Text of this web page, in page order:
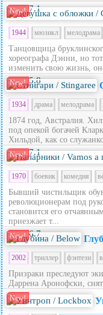
New! 7.1
1944 мюзикл мелодрама
Танцовщица
хореографа Дэнни, но
изменить свою жизнь,
New! 5.8
1934 драма мелодрама
1874 год, Австралия.
под опекой богачей
Хильдой, как со
New! 7.1
1970 боевик комедия
Бывший чистильщик
революционерам под
становится его
приезжает т...
New! 6.7
2002 триллер фэнтези
Призраки преследуют
Даррена Аронофски,
New!